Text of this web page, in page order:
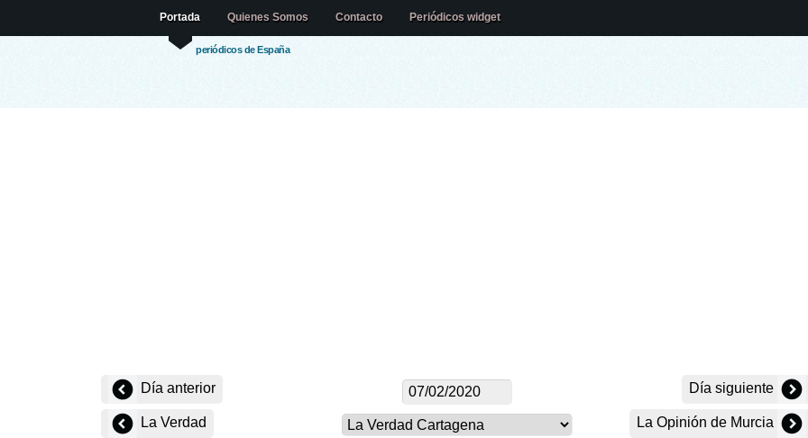
periódicos de España
Portada Quienes Somos Contacto Periódicos widget
Día anterior Día siguiente
La Verdad La Opinión de Murcia